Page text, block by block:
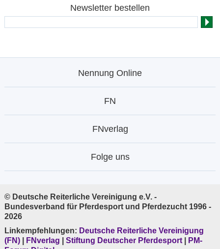
Newsletter bestellen
Nennung Online
FN
FNverlag
Folge uns
© Deutsche Reiterliche Vereinigung e.V. -
Bundesverband für Pferdesport und Pferdezucht 1996 -
2026
Linkempfehlungen: Deutsche Reiterliche Vereinigung
(FN)
FNverlag Stiftung Deutscher Pferdesport
PM-